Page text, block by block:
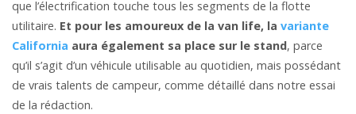
que l’électrification touche tous les segments de la flotte
utilitaire. Et pour les amoureux de la van life, la variante
California aura également sa place sur le stand, parce
qu’il s’agit d’un véhicule utilisable au quotidien, mais possédant
de vrais talents de campeur, comme détaillé dans notre essai
de la rédaction.